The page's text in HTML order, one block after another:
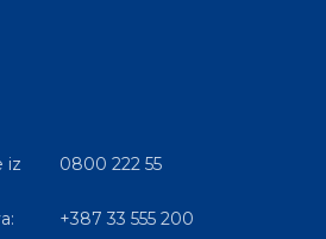
iz
0800 222 55
+387 33 555 200